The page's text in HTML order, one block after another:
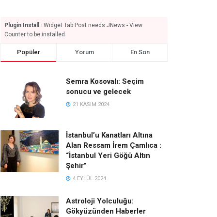
Plugin Install
: Widget Tab Post needs JNews - View
Counter to be installed
Popüler Yorum En Son
Semra Kosovalı: Seçim
sonucu ve gelecek
21 KASIM 2024
İstanbul’u Kanatları Altına
Alan Ressam İrem Çamlıca :
“İstanbul Yeri Göğü Altın
Şehir”
4 EYLÜL 2024
Astroloji Yolculuğu:
Gökyüzünden Haberler